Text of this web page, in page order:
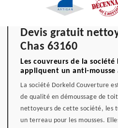
Devis gratuit
Chas 63160
Les couvreurs de la
appliquent un anti-
La société Dorkeld Couverture
de qualité en démoussage de
nettoyeurs de cette société, les
un terreau pour les mousses.